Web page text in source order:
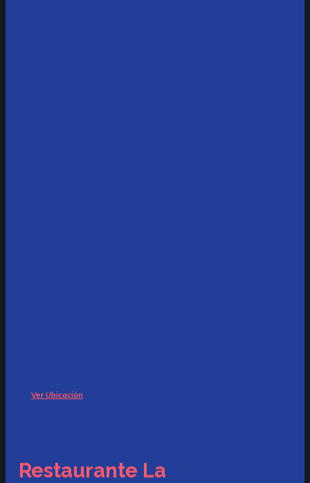
Ver Ubicación
Restaurante La